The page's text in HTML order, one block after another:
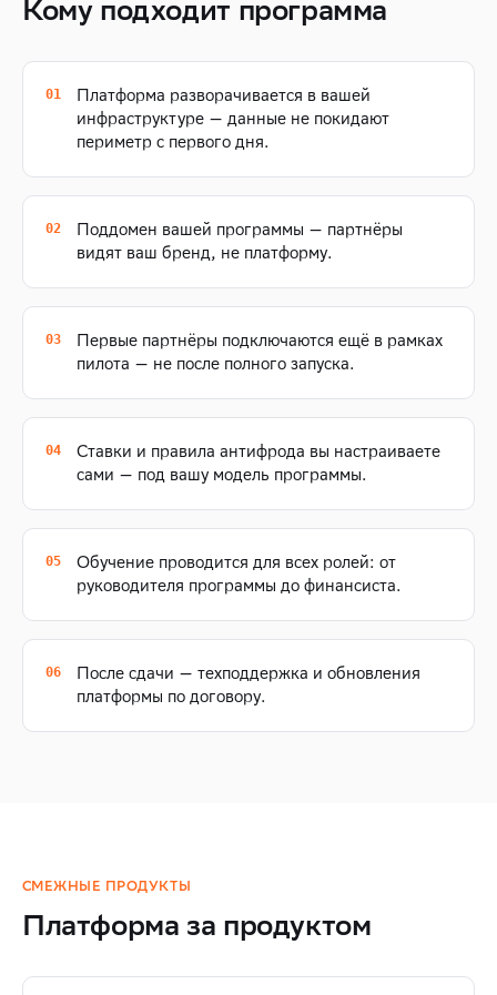
Кому подходит программа
Платформа разворачивается в вашей
инфраструктуре — данные не покидают
периметр с первого дня.
Поддомен вашей программы — партнёры
видят ваш бренд, не платформу.
Первые партнёры подключаются ещё в рамках
пилота — не после полного запуска.
Ставки и правила антифрода вы настраиваете
сами — под вашу модель программы.
Обучение проводится для всех ролей: от
руководителя программы до финансиста.
После сдачи — техподдержка и обновления
платформы по договору.
СМЕЖНЫЕ ПРОДУКТЫ
Платформа за продуктом